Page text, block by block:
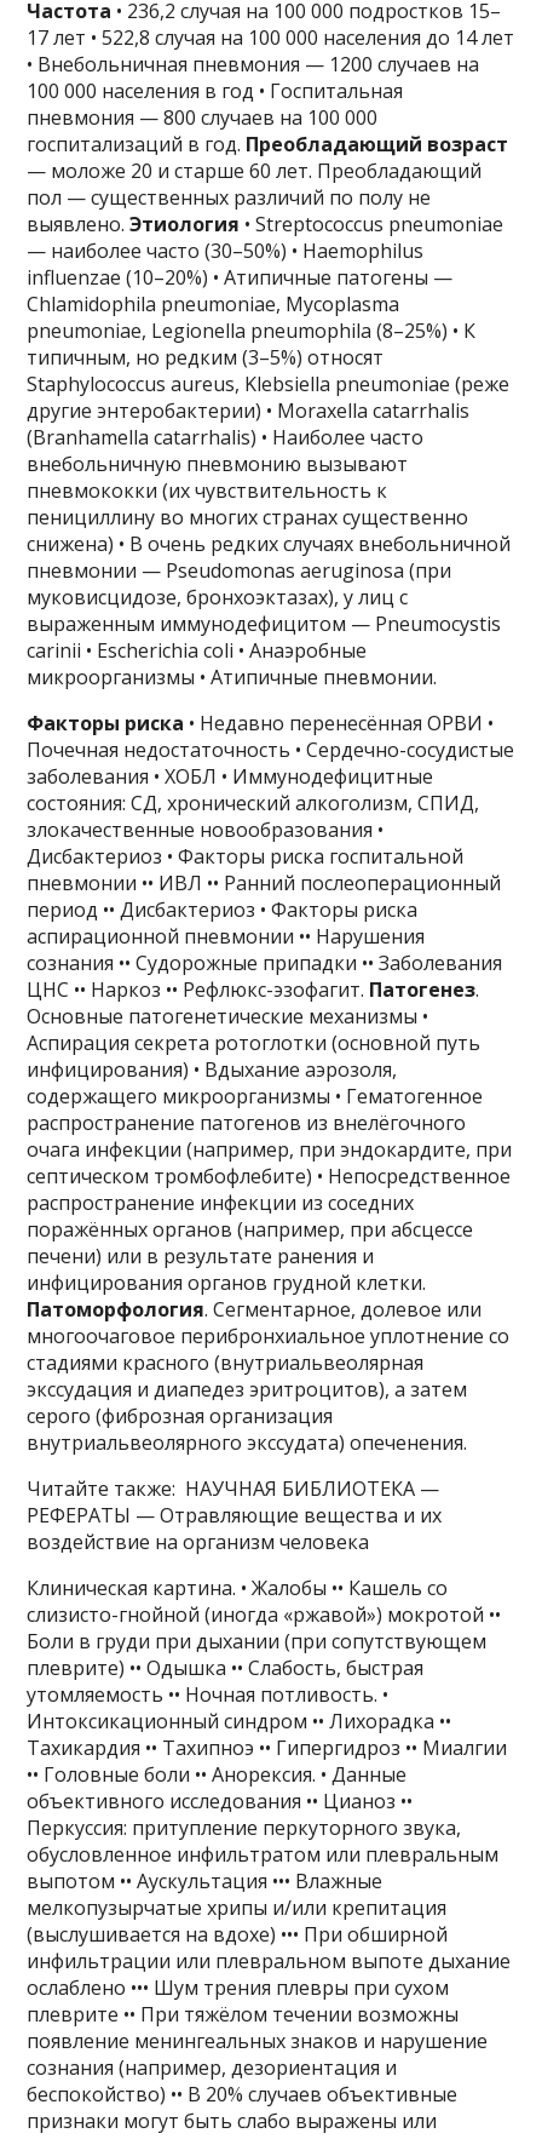
Частота • 236,2 случая на 100 000 подростков 15–
17 лет • 522,8 случая на 100 000 населения до 14 лет
• Внебольничная пневмония — 1200 случаев на
100 000 населения в год • Госпитальная
пневмония — 800 случаев на 100 000
госпитализаций в год. Преобладающий возраст
— моложе 20 и старше 60 лет. Преобладающий
пол — существенных различий по полу не
выявлено.Этиология • Streptococcus pneumoniae
— наиболее часто (30–50%) • Haemophilus
influenzae (10–20%) • Атипичные патогены —
Chlamidophila pneumoniae, Mycoplasma
pneumoniae, Legionella pneumophila (8–25%) • К
типичным, но редким (3–5%) относят
Staphylococcus aureus, Klebsiella pneumoniae (реже
другие энтеробактерии) • Moraxella catarrhalis
(Branhamella catarrhalis) • Наиболее часто
внебольничную пневмонию вызывают
пневмококки (их чувствительность к
пенициллину во многих странах существенно
снижена) • В очень редких случаях внебольничной
пневмонии — Pseudomonas aeruginosa (при
муковисцидозе, бронхоэктазах), у лиц с
выраженным иммунодефицитом — Pneumocystis
carinii • Escherichia coli • Анаэробные
микроорганизмы • Атипичные пневмонии.
Факторы риска • Недавно перенесённая ОРВИ •
Почечная недостаточность • Сердечно-сосудистые
заболевания • ХОБЛ • Иммунодефицитные
состояния: СД, хронический алкоголизм, СПИД,
злокачественные новообразования •
Дисбактериоз • Факторы риска госпитальной
пневмонии •• ИВЛ •• Ранний послеоперационный
период •• Дисбактериоз • Факторы риска
аспирационной пневмонии •• Нарушения
сознания •• Судорожные припадки •• Заболевания
ЦНС •• Наркоз •• Рефлюкс-эзофагит. Патогенез.
Основные патогенетические механизмы •
Аспирация секрета ротоглотки (основной путь
инфицирования) • Вдыхание аэрозоля,
содержащего микроорганизмы • Гематогенное
распространение патогенов из внелёгочного
очага инфекции (например, при эндокардите, при
септическом тромбофлебите) • Непосредственное
распространение инфекции из соседних
поражённых органов (например, при абсцессе
печени) или в результате ранения и
инфицирования органов грудной клетки.
Патоморфология. Сегментарное, долевое или
многоочаговое перибронхиальное уплотнение со
стадиями красного (внутриальвеолярная
экссудация и диапедез эритроцитов), а затем
серого (фиброзная организация
внутриальвеолярного экссудата) опеченения.
Читайте также: НАУЧНАЯ БИБЛИОТЕКА —
РЕФЕРАТЫ — Отравляющие вещества и их
воздействие на организм человека
Клиническая картина. • Жалобы •• Кашель со
слизисто-гнойной (иногда «ржавой») мокротой ••
Боли в груди при дыхании (при сопутствующем
плеврите) •• Одышка •• Слабость, быстрая
утомляемость •• Ночная потливость. •
Интоксикационный синдром •• Лихорадка ••
Тахикардия •• Тахипноэ •• Гипергидроз •• Миалгии
•• Головные боли •• Анорексия. • Данные
объективного исследования •• Цианоз ••
Перкуссия: притупление перкуторного звука,
обусловленное инфильтратом или плевральным
выпотом •• Аускультация ••• Влажные
мелкопузырчатые хрипы и/или крепитация
(выслушивается на вдохе) ••• При обширной
инфильтрации или плевральном выпоте дыхание
ослаблено ••• Шум трения плевры при сухом
плеврите •• При тяжёлом течении возможны
появление менингеальных знаков и нарушение
сознания (например, дезориентация и
беспокойство) •• В 20% случаев объективные
признаки могут быть слабо выражены или